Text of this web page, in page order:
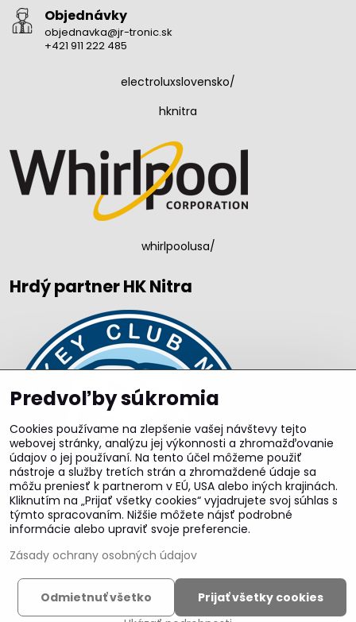
Objednávky
objednavka@jr-tronic.sk
+421 911 222 485
electroluxslovensko/
hknitra
whirlpoolusa/
Hrdý partner HK Nitra
©2026
Copyright
Zásady ochrany osobných údajov
Predvoľby súkromia
Cookies používame na zlepšenie vašej návštevy tejto
webovej stránky, analýzu jej výkonnosti a zhromažďovanie
údajov o jej používaní. Na tento účel môžeme použiť
nástroje a služby tretích strán a zhromaždené údaje sa
môžu preniesť k partnerom v EÚ, USA alebo iných krajinách.
Kliknutím na „Prijať všetky cookies“ vyjadrujete svoj súhlas s
týmto spracovaním. Nižšie môžete nájsť podrobné
informácie alebo upraviť svoje preferencie.
Zásady ochrany osobných údajov
Prijať všetky cookies
Odmietnuť všetko